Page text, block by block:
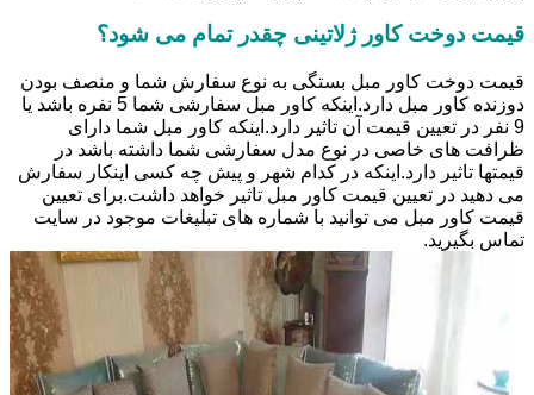
قیمت دوخت کاور ژلاتینی چقدر تمام می شود؟
قیمت دوخت کاور مبل بستگی به نوع سفارش شما و منصف بودن
دوزنده کاور مبل دارد.اینکه کاور مبل سفارشی شما 5 نفره باشد یا
9 نفر در تعیین قیمت آن تاثیر دارد.اینکه کاور مبل شما دارای
ظرافت های خاصی در نوع مدل سفارشی شما داشته باشد در
قیمتها تاثیر دارد.اینکه در کدام شهر و پیش چه کسی اینکار سفارش
می دهید در تعیین قیمت کاور مبل تاثیر خواهد داشت.برای تعیین
قیمت کاور مبل می توانید با شماره های تبلیغات موجود در سایت
تماس بگیرید.